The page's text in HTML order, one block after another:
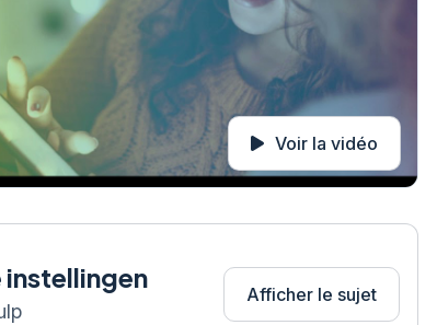
Voir la vidéo
instellingen
Afficher le sujet